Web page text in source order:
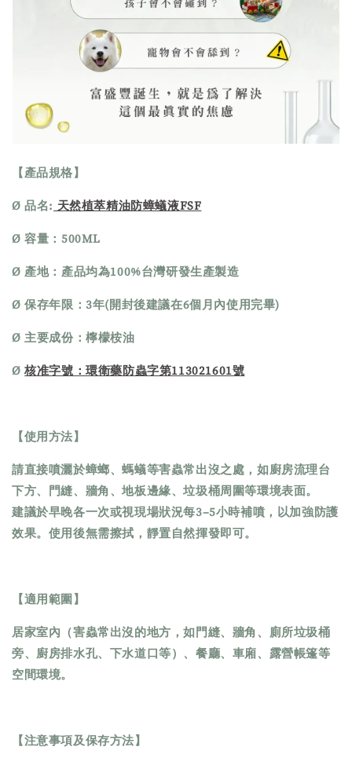
【產品規格】
Ø 品名: 天然植萃精油防蟑蟻液FSF
Ø 容量：500ML
Ø 產地：產品均為100%台灣研發生產製造
Ø 保存年限：3年(開封後建議在6個月內使用完畢)
Ø 主要成份：檸檬桉油
Ø核准字號：環衛藥防蟲字第113021601號
【使用方法】
請直接噴灑於蟑螂、螞蟻等害蟲常出沒之處，如廚房流理台
下方、門縫、牆角、地板邊緣、垃圾桶周圍等環境表面。
建議於早晚各一次或視現場狀況每3–5小時補噴，以加強防護
效果。使用後無需擦拭，靜置自然揮發即可。
【適用範圍】
居家室內（害蟲常出沒的地方，如門縫、牆角、廁所垃圾桶
旁、廚房排水孔、下水道口等）、餐廳、車廂、露營帳篷等
空間環境。
【注意事項及保存方法】